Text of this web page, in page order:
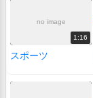
no image
1:16
スポーツ